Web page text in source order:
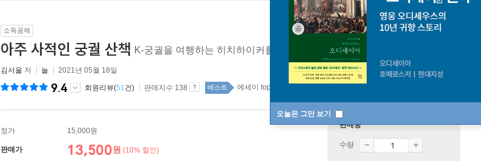
오늘은 그만 보기
소득공제
아주 사적인 궁궐 산책 K-궁궐을 여행하는 히치하이커를 위한 안내서
김서울 저 놀 2021년 05월 18일
9.4 회원리뷰(51건) 판매지수 138 베스트 에세이 top100 2주
정가 15,000원
판매가 13,500원 (10% 할인)
판매중
수량